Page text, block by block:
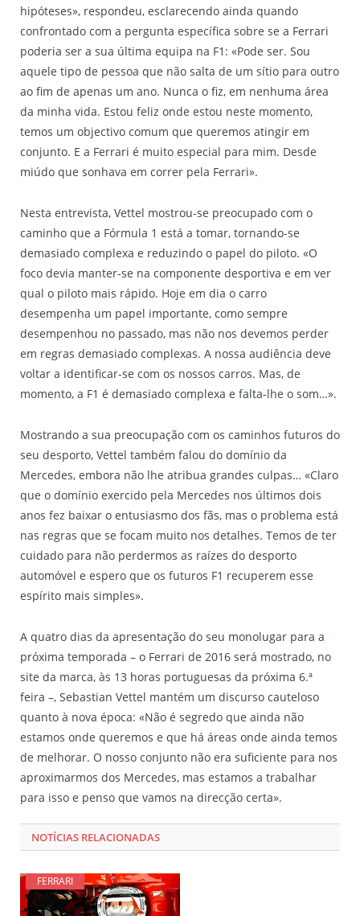
hipóteses», respondeu, esclarecendo ainda quando
confrontado com a pergunta específica sobre se a Ferrari
poderia ser a sua última equipa na F1: «Pode ser. Sou
aquele tipo de pessoa que não salta de um sítio para outro
ao fim de apenas um ano. Nunca o fiz, em nenhuma área
da minha vida. Estou feliz onde estou neste momento,
temos um objectivo comum que queremos atingir em
conjunto. E a Ferrari é muito especial para mim. Desde
miúdo que sonhava em correr pela Ferrari».
Nesta entrevista, Vettel mostrou-se preocupado com o
caminho que a Fórmula 1 está a tomar, tornando-se
demasiado complexa e reduzindo o papel do piloto. «O
foco devia manter-se na componente desportiva e em ver
qual o piloto mais rápido. Hoje em dia o carro
desempenha um papel importante, como sempre
desempenhou no passado, mas não nos devemos perder
em regras demasiado complexas. A nossa audiência deve
voltar a identificar-se com os nossos carros. Mas, de
momento, a F1 é demasiado complexa e falta-lhe o som…».
Mostrando a sua preocupação com os caminhos futuros do
seu desporto, Vettel também falou do domínio da
Mercedes, embora não lhe atribua grandes culpas… «Claro
que o domínio exercido pela Mercedes nos últimos dois
anos fez baixar o entusiasmo dos fãs, mas o problema está
nas regras que se focam muito nos detalhes. Temos de ter
cuidado para não perdermos as raízes do desporto
automóvel e espero que os futuros F1 recuperem esse
espírito mais simples».
A quatro dias da apresentação do seu monolugar para a
próxima temporada – o Ferrari de 2016 será mostrado, no
site da marca, às 13 horas portuguesas da próxima 6.ª
feira –, Sebastian Vettel mantém um discurso cauteloso
quanto à nova época: «Não é segredo que ainda não
estamos onde queremos e que há áreas onde ainda temos
de melhorar. O nosso conjunto não era suficiente para nos
aproximarmos dos Mercedes, mas estamos a trabalhar
para isso e penso que vamos na direcção certa».
NOTÍCIAS RELACIONADAS
FERRARI